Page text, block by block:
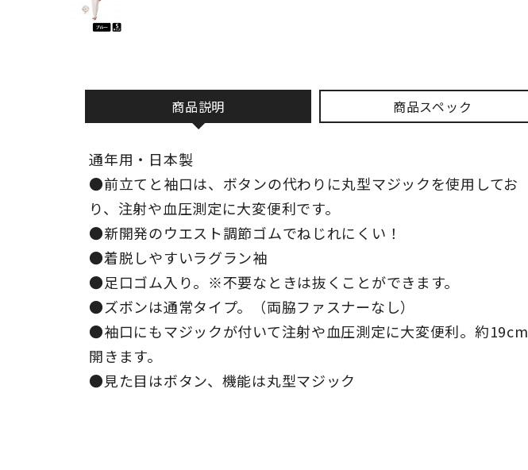
商品説明 商品スペック
通年用・日本製
●前立てと袖口は、ボタンの代わりに丸型マジックを使用してお
り、注射や血圧測定に大変便利です。
●新開発のウエスト調節ゴムでねじれにくい！
●着脱しやすいラグラン袖
●足口ゴム入り。※不要なときは抜くことができます。
●ズボンは通常タイプ。（両脇ファスナーなし）
●袖口にもマジックが付いて注射や血圧測定に大変便利。約19cm
開きます。
●見た目はボタン、機能は丸型マジック